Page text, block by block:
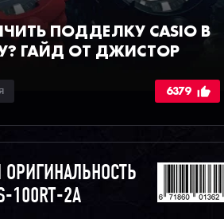
ПОДДЕЛКУ CASIO В
ГАЙД ОТ ДЖИСТОР
6379
ОРИГИНАЛЬНОСТЬ
100RT-2A